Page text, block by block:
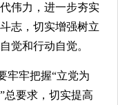
伟力，进一步夯实
志，切实增强树立
觉和行动自觉。
牢牢把握“立党为
总要求，切实提高